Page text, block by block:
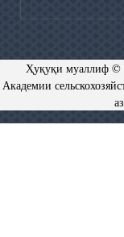
Ҳуқуқи муаллиф ©
Академии